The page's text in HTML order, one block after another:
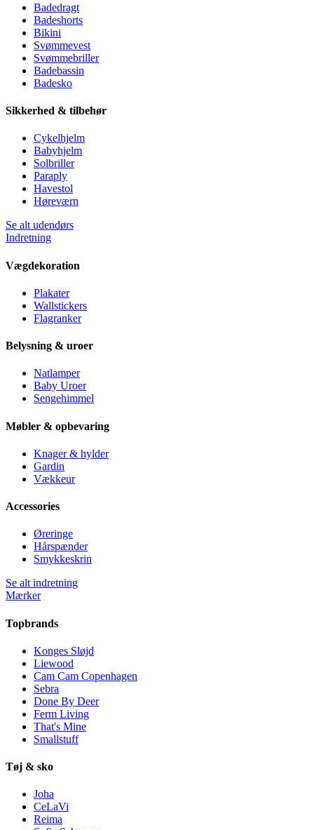
Badedragt
Badeshorts
Bikini
Svømmevest
Svømmebriller
Badebassin
Badesko
Sikkerhed & tilbehør
Cykelhjelm
Babyhjelm
Solbriller
Paraply
Havestol
Høreværn
Se alt udendørs
Indretning
Vægdekoration
Plakater
Wallstickers
Flagranker
Belysning & uroer
Natlamper
Baby Uroer
Sengehimmel
Møbler & opbevaring
Knager & hylder
Gardin
Vækkeur
Accessories
Øreringe
Hårspænder
Smykkeskrin
Se alt indretning
Mærker
Topbrands
Konges Sløjd
Liewood
Cam Cam Copenhagen
Sebra
Done By Deer
Ferm Living
That's Mine
Smallstuff
Tøj & sko
Joha
CeLaVi
Reima